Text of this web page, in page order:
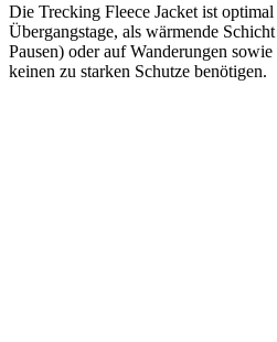
Die Trecking Fleece Jacket ist
Übergangstage, als wärmende
Pausen) oder auf Wanderungen
keinen zu starken Schutze benötigen.